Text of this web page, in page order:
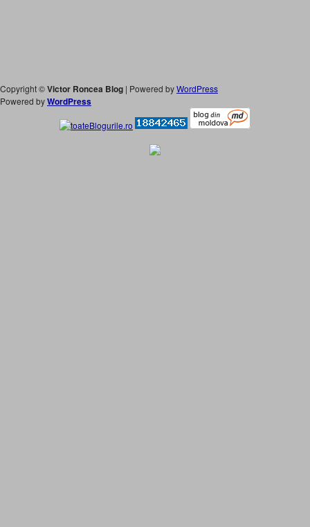
Copyright ©Victor Roncea Blog | Powered byWordPress
Powered byWordPress